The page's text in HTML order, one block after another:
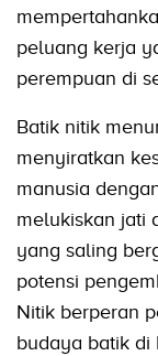
peluang kerja
perempuan di
Batik nitik
menyiratkan
manusia
melukiskan jati
yang saling
potensi
Nitik berperan
budaya batik di